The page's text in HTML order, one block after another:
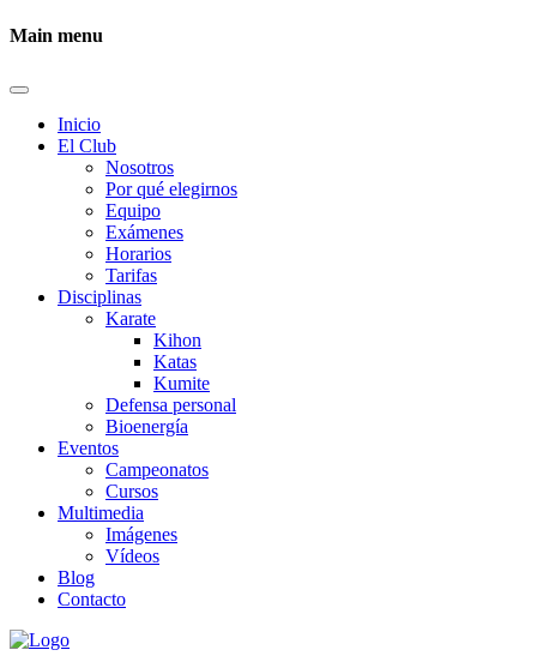
Main menu
Inicio
El Club
Nosotros
Por qué elegirnos
Equipo
Exámenes
Horarios
Tarifas
Disciplinas
Karate
Kihon
Katas
Kumite
Defensa personal
Bioenergía
Eventos
Campeonatos
Cursos
Multimedia
Imágenes
Vídeos
Blog
Contacto